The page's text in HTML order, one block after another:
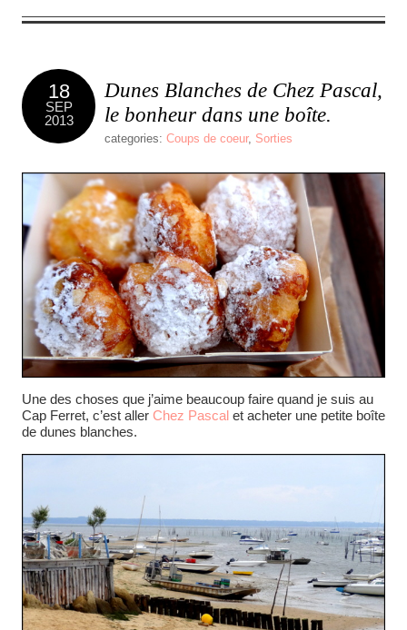
18
SEP
2013
Dunes Blanches de Chez Pascal,
le bonheur dans une boîte.
categories: Coups de coeur, Sorties
Une des choses que j’aime beaucoup faire quand je suis au
Cap Ferret, c’est aller Chez Pascal et acheter une petite boîte
de dunes blanches.